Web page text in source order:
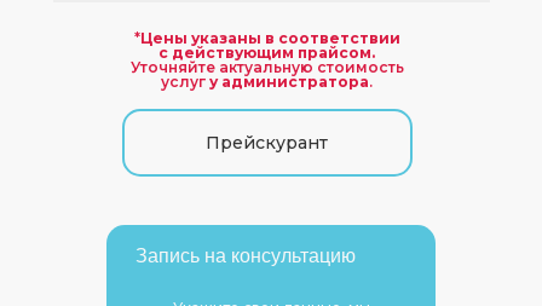
Прейскурант
*Цены указаны в соответствии
с действующим прайсом.
Уточняйте актуальную стоимость
услуг у администратора.
Запись на консультацию